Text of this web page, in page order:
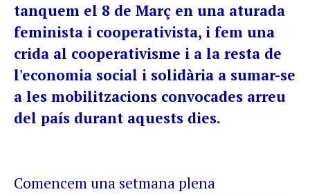
tanquem el 8 de Març en una aturada
feminista i cooperativista, i fem una
crida al cooperativisme i a la resta de
l'economia social i solidària a sumar-se
a les mobilitzacions convocades arreu
del país durant aquests dies.
Comencem una setmana plena